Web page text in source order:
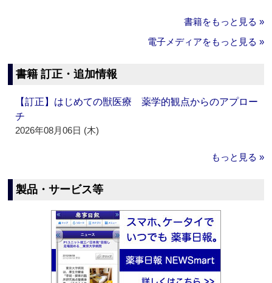
書籍をもっと見る »
電子メディアをもっと見る »
書籍 訂正・追加情報
【訂正】はじめての獣医療 薬学的観点からのアプロー
チ
2026年08月06日 (木)
もっと見る »
製品・サービス等